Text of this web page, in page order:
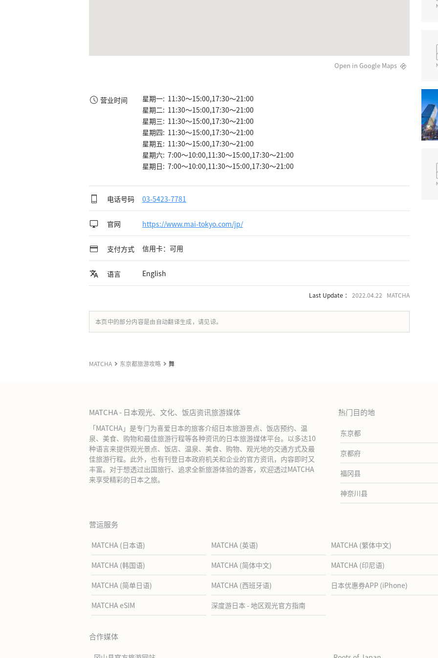
Open in Google Maps
营业时间
星期一: 11:30～15:00,17:30～21:00
星期二: 11:30～15:00,17:30～21:00
星期三: 11:30～15:00,17:30～21:00
星期四: 11:30～15:00,17:30～21:00
星期五: 11:30～15:00,17:30～21:00
星期六: 7:00～10:00,11:30～15:00,17:30～21:00
星期日: 7:00～10:00,11:30～15:00,17:30～21:00
电话号码 03-5423-7781
官网 https://www.mai-tokyo.com/jp/
支付方式 信用卡：可用
语言 English
Last Update ： 2022.04.22 MATCHA
本页中的部分内容是由自动翻译生成，请见谅。
MATCHA 东京都旅游攻略 舞
MATCHA - 日本观光、文化、饭店资讯旅游媒体
「MATCHA」是专门为喜爱日本的旅客介绍日本旅游景点、饭店预约、温
泉、美食、购物和最佳旅游行程等各种资讯的日本旅游媒体平台。以多达10
种语言来提供观光景点、饭店、温泉、美食、购物、观光地的交通方式及最
佳旅游行程。此外，也有刊登日本政府机关和企业的官方资讯，内容即时又
丰富。对于想透过出国旅行、追求全新旅游体验的游客，欢迎透过MATCHA
来享受精彩的日本之旅。
热门目的地
东京都
京都府
福冈县
神奈川县
营运服务
MATCHA (日本语) MATCHA (英语) MATCHA (繁体中文)
MATCHA (韩国语) MATCHA (简体中文) MATCHA (印尼语)
MATCHA (简单日语) MATCHA (西班牙语) 日本优惠券APP (iPhone)
MATCHA eSIM 深度游日本 - 地区观光官方指南
合作媒体